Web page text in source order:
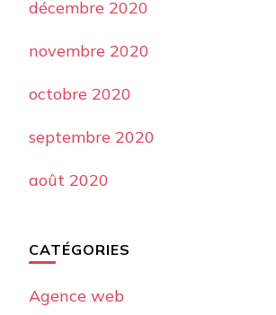
décembre 2020
novembre 2020
octobre 2020
septembre 2020
août 2020
CATÉGORIES
Agence web